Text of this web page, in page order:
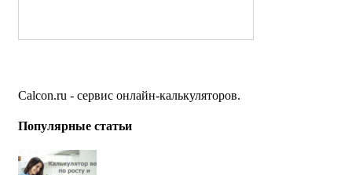
Calcon.ru - сервис онлайн-калькуляторов.
Популярные статьи